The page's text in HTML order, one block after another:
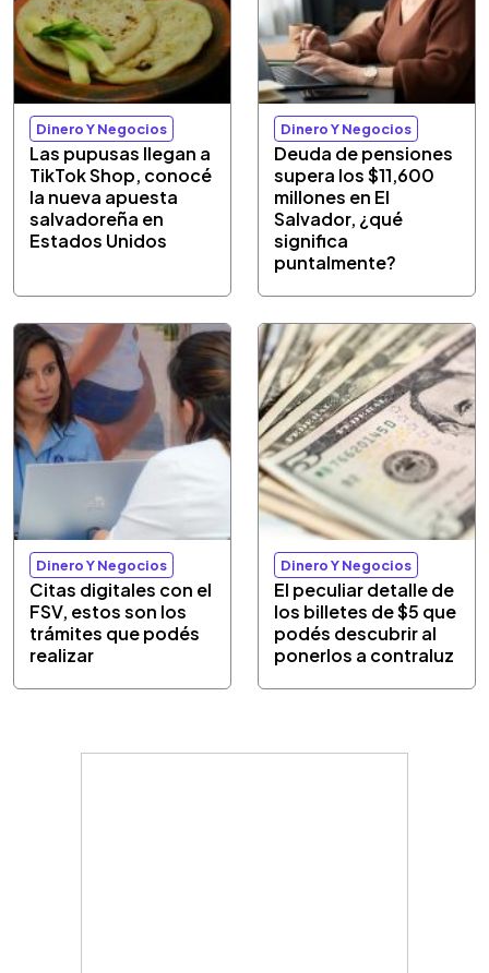
Dinero Y Negocios
Las pupusas llegan a
TikTok Shop, conocé
la nueva apuesta
salvadoreña en
Estados Unidos
Dinero Y Negocios
Deuda de pensiones
supera los $11,600
millones en El
Salvador, ¿qué
significa
puntalmente?
Dinero Y Negocios
Citas digitales con el
FSV, estos son los
trámites que podés
realizar
Dinero Y Negocios
El peculiar detalle de
los billetes de $5 que
podés descubrir al
ponerlos a contraluz